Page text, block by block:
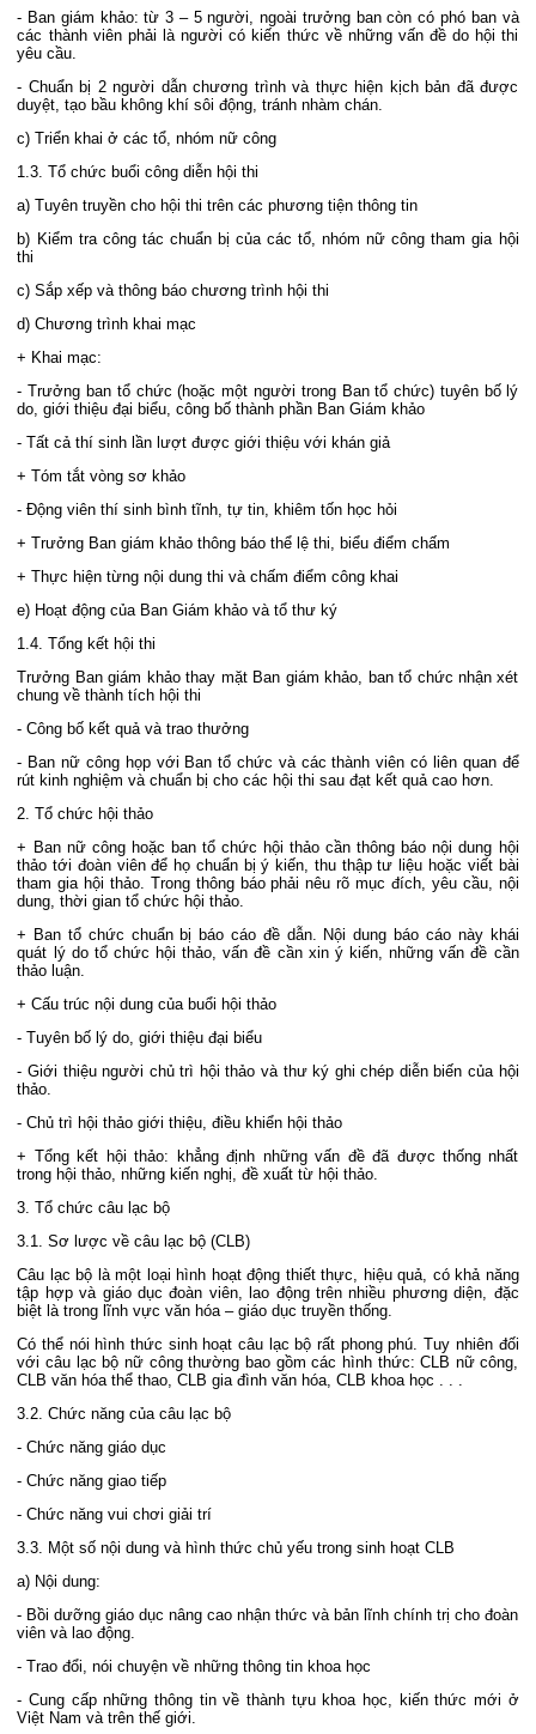
- Ban giám khảo: từ 3 – 5 người, ngoài trưởng ban còn có phó ban và
các thành viên phải là người có kiến thức về những vấn đề do hội thi
yêu cầu.
- Chuẩn bị 2 người dẫn chương trình và thực hiện kịch bản đã được
duyệt, tạo bầu không khí sôi động, tránh nhàm chán.
c) Triển khai ở các tổ, nhóm nữ công
1.3. Tổ chức buổi công diễn hội thi
a) Tuyên truyền cho hội thi trên các phương tiện thông tin
b) Kiểm tra công tác chuẩn bị của các tổ, nhóm nữ công tham gia hội
thi
c) Sắp xếp và thông báo chương trình hội thi
d) Chương trình khai mạc
+ Khai mạc:
- Trưởng ban tổ chức (hoặc một người trong Ban tổ chức) tuyên bố lý
do, giới thiệu đại biểu, công bố thành phần Ban Giám khảo
- Tất cả thí sinh lần lượt được giới thiệu với khán giả
+ Tóm tắt vòng sơ khảo
- Động viên thí sinh bình tĩnh, tự tin, khiêm tốn học hỏi
+ Trưởng Ban giám khảo thông báo thể lệ thi, biểu điểm chấm
+ Thực hiện từng nội dung thi và chấm điểm công khai
e) Hoạt động của Ban Giám khảo và tổ thư ký
1.4. Tổng kết hội thi
Trưởng Ban giám khảo thay mặt Ban giám khảo, ban tổ chức nhận xét
chung về thành tích hội thi
- Công bố kết quả và trao thưởng
- Ban nữ công họp với Ban tổ chức và các thành viên có liên quan để
rút kinh nghiệm và chuẩn bị cho các hội thi sau đạt kết quả cao hơn.
2. Tổ chức hội thảo
+ Ban nữ công hoặc ban tổ chức hội thảo cần thông báo nội dung hội
thảo tới đoàn viên để họ chuẩn bị ý kiến, thu thập tư liệu hoặc viết bài
tham gia hội thảo. Trong thông báo phải nêu rõ mục đích, yêu cầu, nội
dung, thời gian tổ chức hội thảo.
+ Ban tổ chức chuẩn bị báo cáo đề dẫn. Nội dung báo cáo này khái
quát lý do tổ chức hội thảo, vấn đề cần xin ý kiến, những vấn đề cần
thảo luận.
+ Cấu trúc nội dung của buổi hội thảo
- Tuyên bố lý do, giới thiệu đại biểu
- Giới thiệu người chủ trì hội thảo và thư ký ghi chép diễn biến của hội
thảo.
- Chủ trì hội thảo giới thiệu, điều khiển hội thảo
+ Tổng kết hội thảo: khẳng định những vấn đề đã được thống nhất
trong hội thảo, những kiến nghị, đề xuất từ hội thảo.
3. Tổ chức câu lạc bộ
3.1. Sơ lược về câu lạc bộ (CLB)
Câu lạc bộ là một loại hình hoạt động thiết thực, hiệu quả, có khả năng
tập hợp và giáo dục đoàn viên, lao động trên nhiều phương diện, đặc
biệt là trong lĩnh vực văn hóa – giáo dục truyền thống.
Có thể nói hình thức sinh hoạt câu lạc bộ rất phong phú. Tuy nhiên đối
với câu lạc bộ nữ công thường bao gồm các hình thức: CLB nữ công,
CLB văn hóa thể thao, CLB gia đình văn hóa, CLB khoa học . . .
3.2. Chức năng của câu lạc bộ
- Chức năng giáo dục
- Chức năng giao tiếp
- Chức năng vui chơi giải trí
3.3. Một số nội dung và hình thức chủ yếu trong sinh hoạt CLB
a) Nội dung:
- Bồi dưỡng giáo dục nâng cao nhận thức và bản lĩnh chính trị cho đoàn
viên và lao động.
- Trao đổi, nói chuyện về những thông tin khoa học
- Cung cấp những thông tin về thành tựu khoa học, kiến thức mới ở
Việt Nam và trên thế giới.